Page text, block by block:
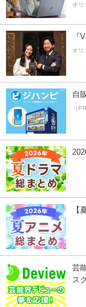
オリ
『
オリ
自
（
【
芸
ス